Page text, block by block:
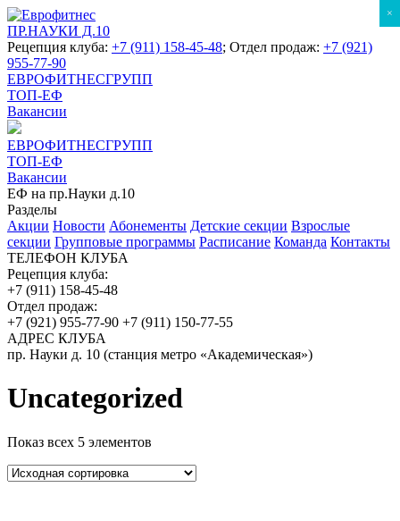
ПР.НАУКИ Д.10
Рецепция клуба: +7 (911) 158-45-48; Отдел продаж: +7 (921)
955-77-90
ЕВРОФИТНЕСГРУПП
ТОП-ЕФ
Вакансии
ЕВРОФИТНЕСГРУПП
ТОП-ЕФ
Вакансии
ЕФ на пр.Науки д.10
Разделы
Акции Новости Абонементы Детские секции Взрослые
секции Групповые программы Расписание Команда Контакты
ТЕЛЕФОН КЛУБА
Рецепция клуба:
+7 (911) 158-45-48
Отдел продаж:
+7 (921) 955-77-90 +7 (911) 150-77-55
АДРЕС КЛУБА
пр. Науки д. 10 (станция метро «Академическая»)
Uncategorized
Показ всех 5 элементов
×